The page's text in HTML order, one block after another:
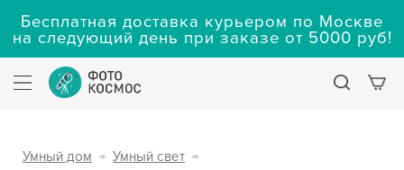
Бесплатная доставка курьером по Москве
на следующий день при заказе от 5000 руб!
Умный дом → Умный свет →